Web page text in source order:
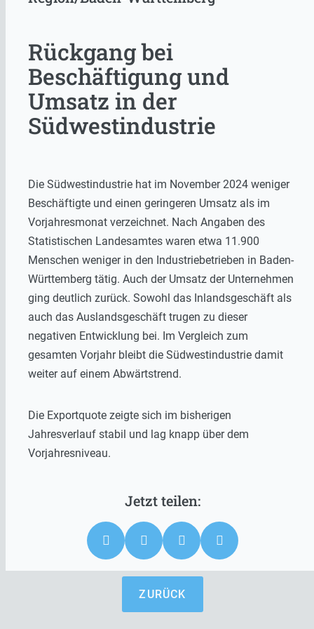
Rückgang bei
Beschäftigung und
Umsatz in der
Südwestindustrie
Die Südwestindustrie hat im November 2024 weniger
Beschäftigte und einen geringeren Umsatz als im
Vorjahresmonat verzeichnet. Nach Angaben des
Statistischen Landesamtes waren etwa 11.900
Menschen weniger in den Industriebetrieben in Baden-
Württemberg tätig. Auch der Umsatz der Unternehmen
ging deutlich zurück. Sowohl das Inlandsgeschäft als
auch das Auslandsgeschäft trugen zu dieser
negativen Entwicklung bei. Im Vergleich zum
gesamten Vorjahr bleibt die Südwestindustrie damit
weiter auf einem Abwärtstrend.
Die Exportquote zeigte sich im bisherigen
Jahresverlauf stabil und lag knapp über dem
Vorjahresniveau.
ZURÜCK